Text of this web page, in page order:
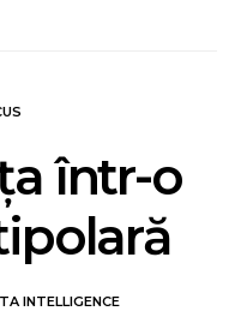
într-o
INTELLIGENCE